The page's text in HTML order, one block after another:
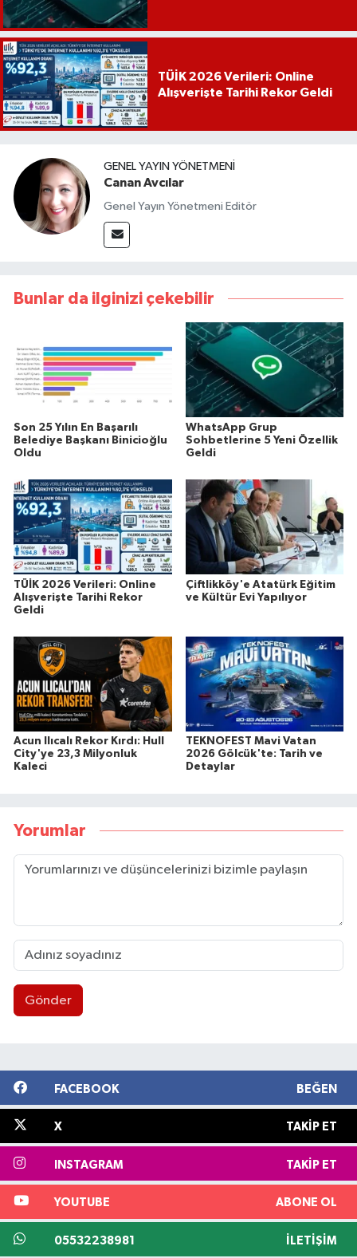
TÜİK 2026 Verileri: Online
Alışverişte Tarihi Rekor Geldi
GENEL YAYIN YÖNETMENI
Canan Avcılar
Genel Yayın Yönetmeni Editör
Bunlar da ilginizi çekebilir
Son 25 Yılın En Başarılı
Belediye Başkanı Binicioğlu
Oldu
WhatsApp Grup
Sohbetlerine 5 Yeni Özellik
Geldi
TÜİK 2026 Verileri: Online
Alışverişte Tarihi Rekor
Geldi
Çiftlikköy'e Atatürk Eğitim
ve Kültür Evi Yapılıyor
Acun Ilıcalı Rekor Kırdı: Hull
City'ye 23,3 Milyonluk
Kaleci
TEKNOFEST Mavi Vatan
2026 Gölcük'te: Tarih ve
Detaylar
Yorumlar
Gönder
FACEBOOK BEĞEN
X TAKIP ET
INSTAGRAM TAKIP ET
YOUTUBE ABONE OL
05532238981 İLETIŞIM